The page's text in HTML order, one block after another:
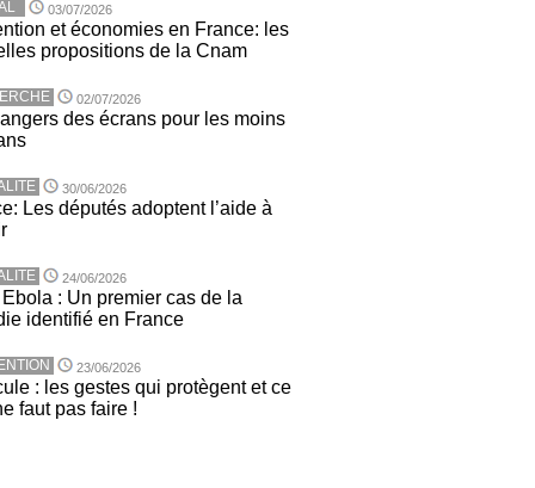
03/07/2026
et économies en France: les
propositions de la Cnam
02/07/2026
des écrans pour les moins
30/06/2026
Les députés adoptent l’aide à
24/06/2026
: Un premier cas de la
identifié en France
23/06/2026
: les gestes qui protègent et ce
faut pas faire !